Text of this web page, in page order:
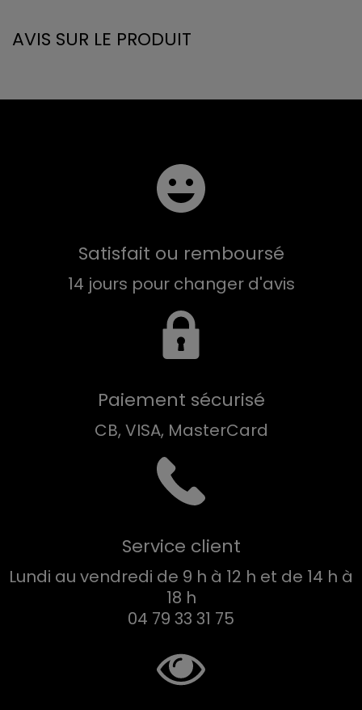
AVIS SUR LE PRODUIT
Satisfait ou remboursé
14 jours pour changer d'avis
Paiement sécurisé
CB, VISA, MasterCard
Service client
Lundi au vendredi de 9 h à 12 h et de 14 h à
18 h
04 79 33 31 75